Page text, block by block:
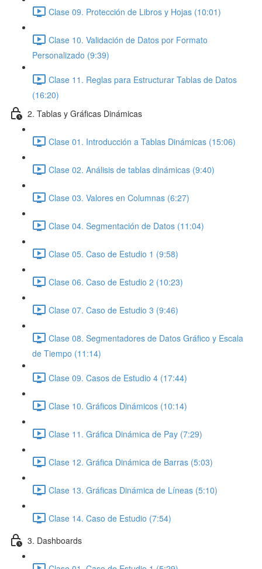
Clase 09. Protección de Libros y Hojas (10:01)
Clase 10. Validación de Datos por Formato
Personalizado (9:39)
Clase 11. Reglas para Estructurar Tablas de Datos
(16:20)
2. Tablas y Gráficas Dinámicas
Clase 01. Introducción a Tablas Dinámicas (15:06)
Clase 02. Análisis de tablas dinámicas (9:40)
Clase 03. Valores en Columnas (6:27)
Clase 04. Segmentación de Datos (11:04)
Clase 05. Caso de Estudio 1 (9:58)
Clase 06. Caso de Estudio 2 (10:23)
Clase 07. Caso de Estudio 3 (9:46)
Clase 08. Segmentadores de Datos Gráfico y Escala
de Tiempo (11:14)
Clase 09. Casos de Estudio 4 (17:44)
Clase 10. Gráficos Dinámicos (10:14)
Clase 11. Gráfica Dinámica de Pay (7:29)
Clase 12. Gráfica Dinámica de Barras (5:03)
Clase 13. Gráficas Dinámica de Líneas (5:10)
Clase 14. Caso de Estudio (7:54)
3. Dashboards